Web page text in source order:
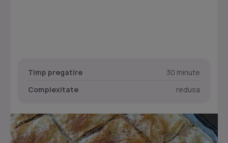
Timp pregatire
30 minute
Complexitate
redusa